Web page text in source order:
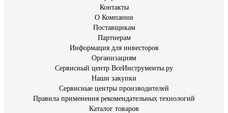
Контакты
О Компании
Поставщикам
Партнерам
Информация для инвесторов
Организациям
Сервисный центр ВсеИнструменты.ру
Наши закупки
Сервисные центры производителей
Правила применения рекомендательных технологий
Каталог товаров